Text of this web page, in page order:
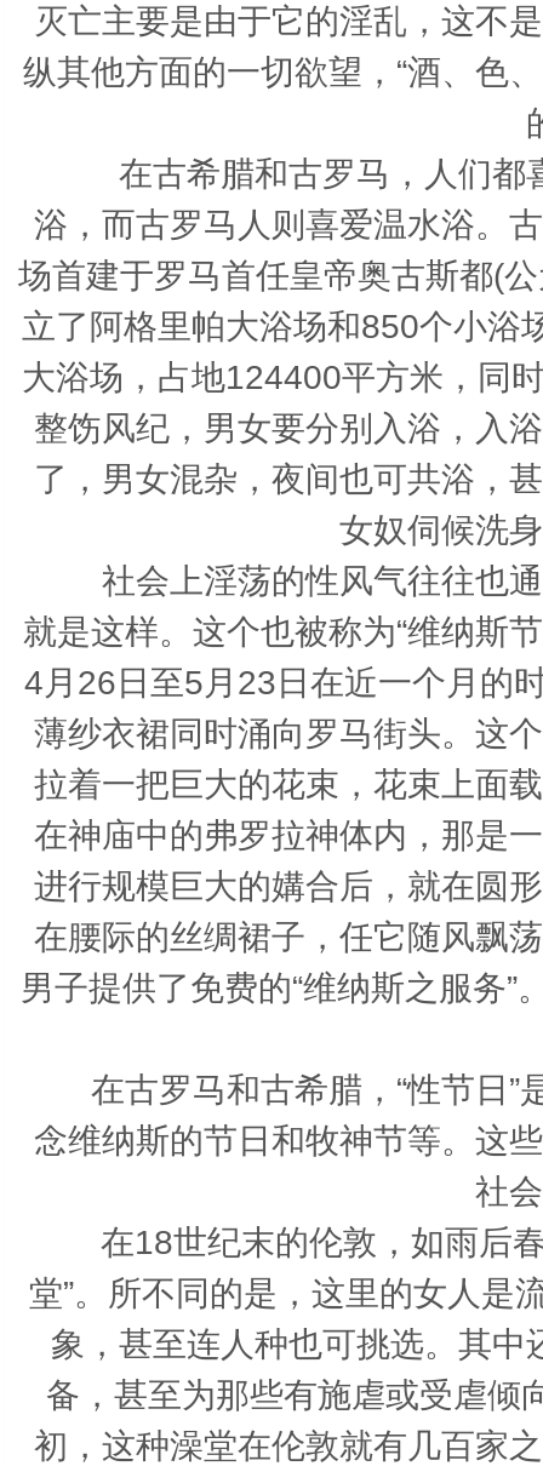
灭亡主要是由于它的淫乱，这不
纵其他方面的一切欲望，“酒、色
在古希腊和古罗马，人们都
浴，而古罗马人则喜爱温水浴。
场首建于罗马首任皇帝奥古斯都(
立了阿格里帕大浴场和850个小浴
大浴场，占地124400平方米，同
整饬风纪，男女要分别入浴，入
了，男女混杂，夜间也可共浴，
女奴伺候洗
社会上淫荡的性风气往往也通
就是这样。这个也被称为“维纳斯
4月26日至5月23日在近一个月的
薄纱衣裙同时涌向罗马街头。这
拉着一把巨大的花束，花束上面
在神庙中的弗罗拉神体内，那是
进行规模巨大的媾合后，就在圆
在腰际的丝绸裙子，任它随风飘
男子提供了免费的“维纳斯之服务
在古罗马和古希腊，“性节日”
念维纳斯的节日和牧神节等。这
社
在18世纪末的伦敦，如雨后春
堂”。所不同的是，这里的女人是
象，甚至连人种也可挑选。其
备，甚至为那些有施虐或受虐倾
初，这种澡堂在伦敦就有几百家